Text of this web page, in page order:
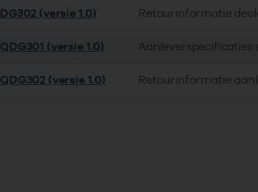
DG302 (versie 1.0) Retourinformatie
QDG301 (versie 1.0) Aanleverspecificaties
QDG302 (versie 1.0) Retourinformatie